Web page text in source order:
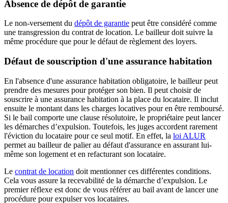
Absence de dépôt de garantie
Le non-versement du dépôt de garantie peut être considéré comme
une transgression du contrat de location. Le bailleur doit suivre la
même procédure que pour le défaut de règlement des loyers.
Défaut de souscription d'une assurance habitation
En l'absence d'une assurance habitation obligatoire, le bailleur peut
prendre des mesures pour protéger son bien. Il peut choisir de
souscrire à une assurance habitation à la place du locataire. Il inclut
ensuite le montant dans les charges locatives pour en être remboursé.
Si le bail comporte une clause résolutoire, le propriétaire peut lancer
les démarches d’expulsion. Toutefois, les juges accordent rarement
l'éviction du locataire pour ce seul motif. En effet, la loi ALUR
permet au bailleur de palier au défaut d'assurance en assurant lui-
même son logement et en refacturant son locataire.
Le contrat de location doit mentionner ces différentes conditions.
Cela vous assure la recevabilité de la démarche d’expulsion. Le
premier réflexe est donc de vous référer au bail avant de lancer une
procédure pour expulser vos locataires.